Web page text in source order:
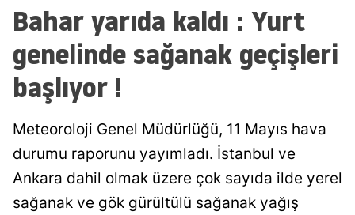
Ağrı
Amasya
Antalya
Artvin
Bahar yarıda kaldı : Yurt
genelinde sağanak geçişleri
başlıyor !
Meteoroloji Genel Müdürlüğü, 11 Mayıs hava
durumu raporunu yayımladı. İstanbul ve
Ankara dahil olmak üzere çok sayıda ilde yerel
sağanak ve gök gürültülü sağanak yağış